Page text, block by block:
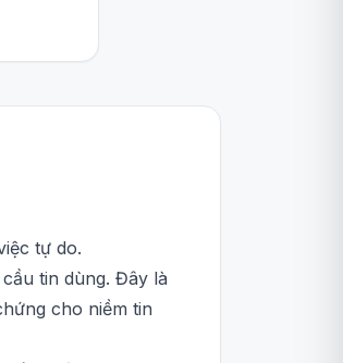
tự do.
tin dùng. Đây là
cho niềm tin